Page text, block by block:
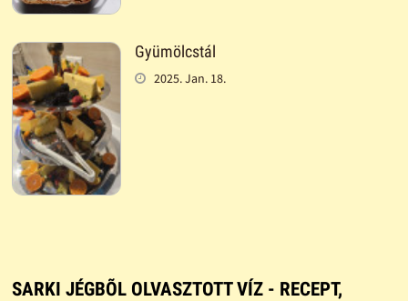
Gyümölcstál
2025. Jan. 18.
SARKI JÉGBÕL OLVASZTOTT VÍZ - RECEPT,